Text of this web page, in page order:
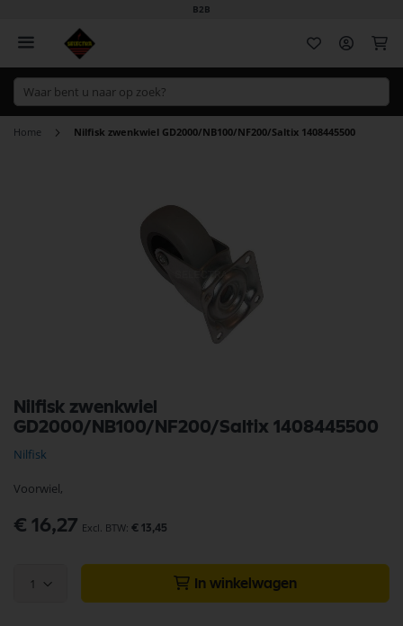
B2B
Home Nilfisk zwenkwiel GD2000/NB100/NF200/Saltix 1408445500
Nilfisk zwenkwiel
GD2000/NB100/NF200/Saltix 1408445500
Nilfisk
Voorwiel,
€ 16,27 € 13,45
1 In winkelwagen
naar
het
van
afbeeldingen-